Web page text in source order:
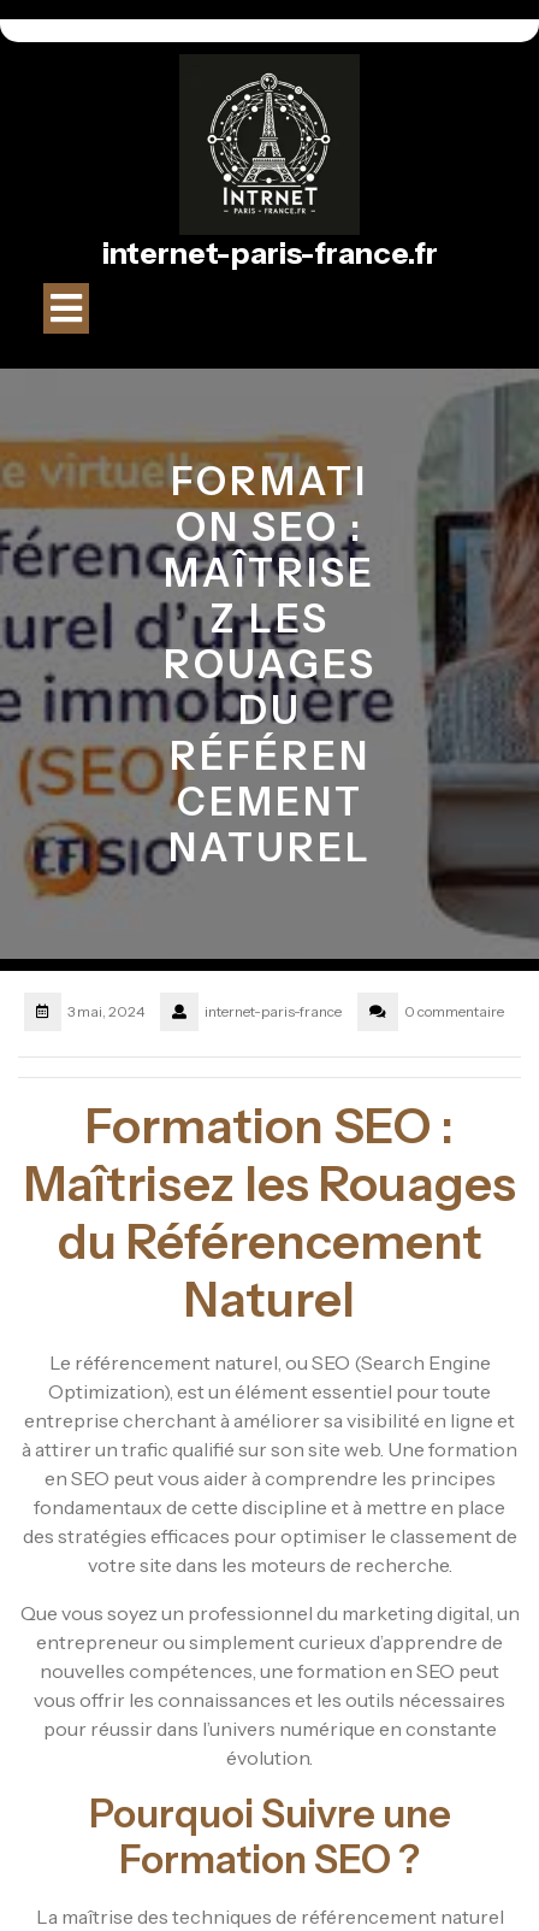
au
internet-paris-france.fr
Ouvrir
FORMATI
ON SEO :
MAÎTRISE
Z LES
ROUAGES
DU
RÉFÉREN
CEMENT
NATUREL
3 mai, 2024 internet-paris-france 0 commentaire
Formation SEO :
Maîtrisez les Rouages
du Référencement
Naturel
Le référencement naturel, ou SEO (Search Engine
Optimization), est un élément essentiel pour toute
entreprise cherchant à améliorer sa visibilité en ligne et
à attirer un trafic qualifié sur son site web. Une formation
en SEO peut vous aider à comprendre les principes
fondamentaux de cette discipline et à mettre en place
des stratégies efficaces pour optimiser le classement de
votre site dans les moteurs de recherche.
Que vous soyez un professionnel du marketing digital, un
entrepreneur ou simplement curieux d’apprendre de
nouvelles compétences, une formation en SEO peut
vous offrir les connaissances et les outils nécessaires
pour réussir dans l’univers numérique en constante
évolution.
Pourquoi Suivre une
Formation SEO ?
La maîtrise des techniques de référencement naturel